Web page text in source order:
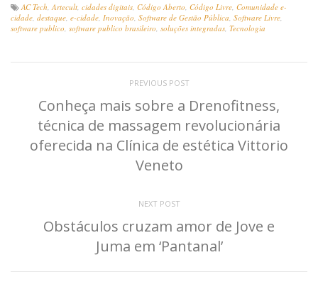
AC Tech Artecult cidades digitais Código Aberto Código Livre Comunidade e-
cidade destaque e-cidade Inovação Software de Gestão Pública Software Livre
software publico software publico brasileiro soluções integradas Tecnologia
PREVIOUS POST
Conheça mais sobre a Drenofitness,
técnica de massagem revolucionária
oferecida na Clínica de estética Vittorio
Veneto
NEXT POST
Obstáculos cruzam amor de Jove e
Juma em ‘Pantanal’